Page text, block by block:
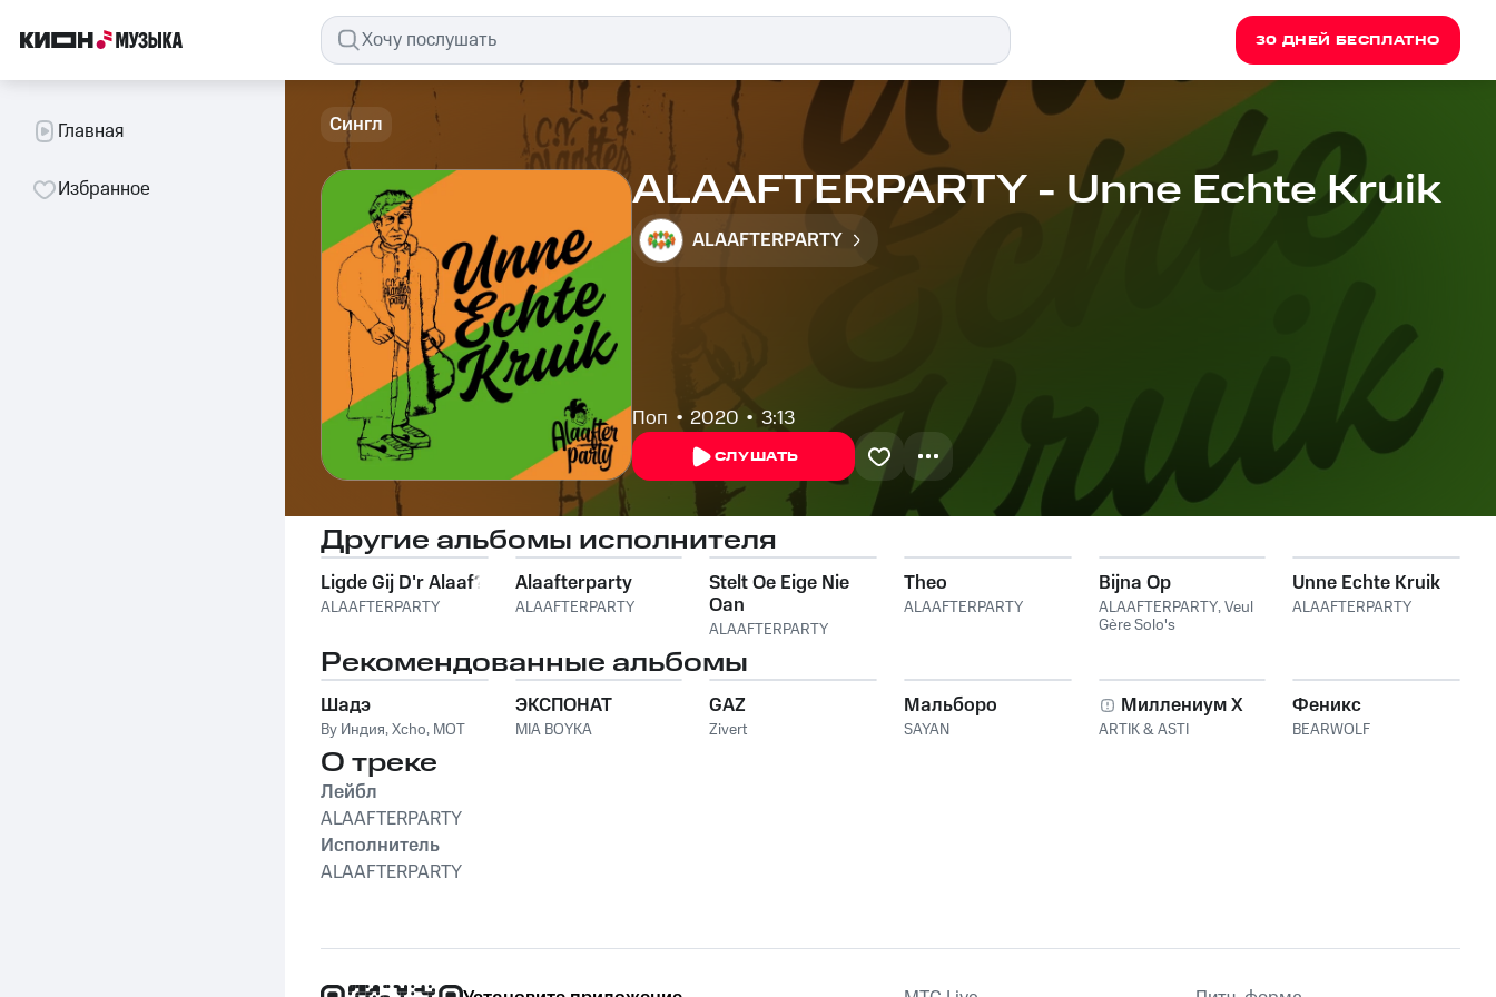
30 ДНЕЙ БЕСПЛАТНО
Главная
Избранное
Сингл
ALAAFTERPARTY - Unne Echte Kruik
ALAAFTERPARTY
Поп 2020 3:13
СЛУШАТЬ
Другие альбомы исполнителя
Ligde Gij D'r Alaaf?
ALAAFTERPARTY
Alaafterparty
ALAAFTERPARTY
Stelt Oe Eige Nie
Oan
ALAAFTERPARTY
Theo
ALAAFTERPARTY
Bijna Op
ALAAFTERPARTY,Veul
Gère Solo's
Unne Echte Kruik
ALAAFTERPARTY
Рекомендованные альбомы
Шадэ
By Индия,Xcho, MOT
ЭКСПОНАТ
MIA BOYKA
GAZ
Zivert
Мальборо
SAYAN
Миллениум X
ARTIK & ASTI
Феникс
BEARWOLF
О треке
Лейбл
ALAAFTERPARTY
Исполнитель
ALAAFTERPARTY